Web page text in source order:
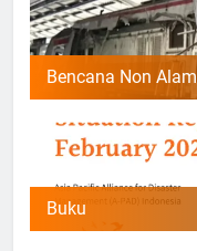
Bencana Non Alam
Buku